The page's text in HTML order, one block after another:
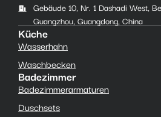
Gebäude 10, Nr. 1 Dashadi West,
Guangzhou, Guangdong, China
Küche
Wasserhahn
Waschbecken
Badezimmer
Badezimmerarmaturen
Duschsets